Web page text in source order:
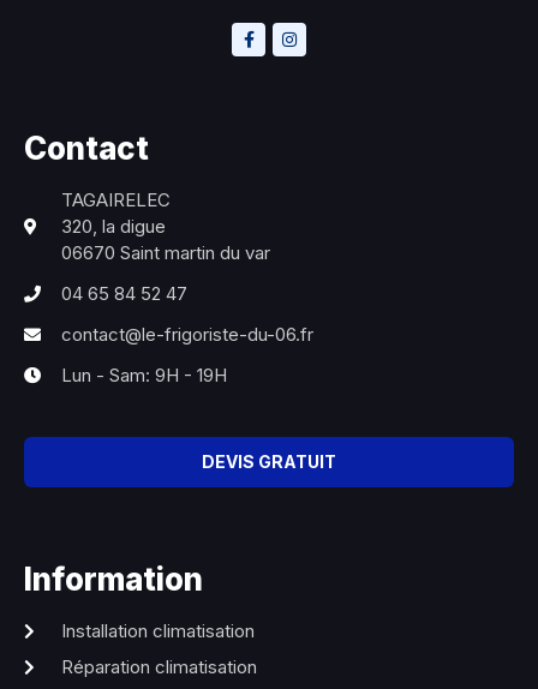
Contact
TAGAIRELEC
320, la digue
06670 Saint martin du var
04 65 84 52 47
contact@le-frigoriste-du-06.fr
Lun - Sam: 9H - 19H
DEVIS GRATUIT
Information
Installation climatisation
Réparation climatisation